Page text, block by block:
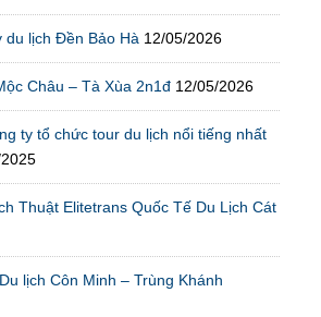
du lịch Đền Bảo Hà 12/05/2026
Châu – Tà Xùa 2n1đ 12/05/2026
ty tổ chức tour du lịch nổi tiếng nhất
Thuật Elitetrans Quốc Tế Du Lịch Cát
lịch Côn Minh – Trùng Khánh